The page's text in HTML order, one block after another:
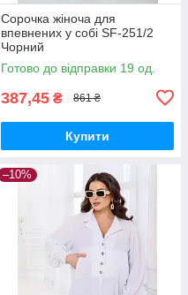
Сорочка жіноча для
впевнених у собі SF-251/2
Чорний
Готово до відправки 19 од.
387,45 ₴ 861 ₴
Купити
–10%